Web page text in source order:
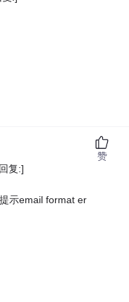
复:]
示email format er
赞